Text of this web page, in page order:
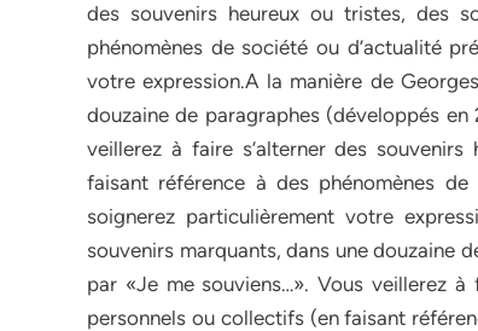
des souvenirs heureux ou tristes, des
phénomènes de société ou d’actualité
votre expression.A la manière de
douzaine de paragraphes (développés
veillerez à faire s’alterner des
faisant référence à des phénomènes
soignerez particulièrement votre
souvenirs marquants, dans une douzaine
par «Je me souviens…». Vous veillerez à
personnels ou collectifs (en faisant